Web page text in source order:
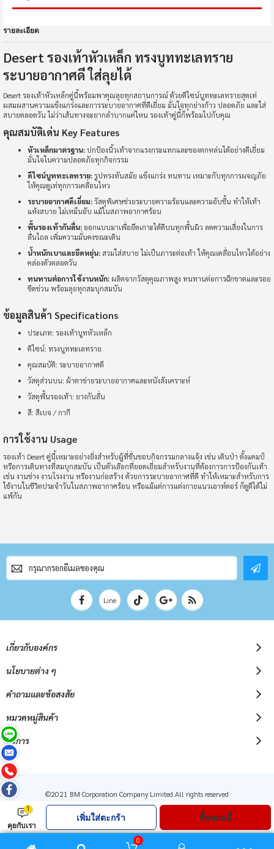
รายละเอียด
Desert รองเท้าหัวเหล็ก ทรงบูททะเลทราย
ระบายอากาศดี ใส่ลุยได้
Desert รองเท้าหัวเหล็กคู่นี้พร้อมพาคุณลุยทุกสถานการณ์ ด้วยดีไซน์บูททะเลทรายสุดเท่
ผสมผสานความแข็งแกร่งและการระบายอากาศที่ดีเยี่ยม มั่นใจทุกย่างก้าว ปลอดภัย และใส่
สบายตลอดวัน ไม่ว่าเส้นทางจะยากลำบากแค่ไหน รองเท้าคู่นี้ก็พร้อมไปกับคุณ
คุณสมบัติเด่น Key Features
หัวเหล็กมาตรฐาน:ปกป้องนิ้วเท้าจากแรงกระแทกและของตกหล่นได้อย่างดีเยี่ยม
มั่นใจในความปลอดภัยทุกกิจกรรม
ดีไซน์บูททะเลทราย:รูปทรงทันสมัย แข็งแกร่ง ทนทาน เหมาะกับทุกการผจญภัย
ให้คุณดูเท่ทุกการเคลื่อนไหว
ระบายอากาศดีเยี่ยม:วัสดุพิเศษช่วยระบายความร้อนและความอับชื้น ทำให้เท้า
แห้งสบาย ไม่เหม็นอับ แม้ในสภาพอากาศร้อน
พื้นรองเท้ากันลื่น:ออกแบบมาเพื่อยึดเกาะได้ดีบนทุกพื้นผิว ลดความเสี่ยงในการ
ลื่นไถล เพิ่มความมั่นคงขณะเดิน
น้ำหนักเบาและยืดหยุ่น:สวมใส่สบาย ไม่เป็นภาระต่อเท้า ให้คุณเคลื่อนไหวได้อย่าง
คล่องตัวตลอดวัน
ทนทานต่อการใช้งานหนัก: ผลิตจากวัสดุคุณภาพสูง ทนทานต่อการฉีกขาดและรอย
ขีดข่วน พร้อมลุยทุกสมบุกสมบัน
ข้อมูลสินค้า Specifications
ประเภท: รองเท้าบูทหัวเหล็ก
ดีไซน์: ทรงบูททะเลทราย
คุณสมบัติ: ระบายอากาศดี
วัสดุส่วนบน: ผ้าตาข่ายระบายอากาศและหนังสังเคราะห์
วัสดุพื้นรองเท้า: ยางกันลื่น
สี: สีเบจ / กากี
การใช้งาน Usage
รองเท้า Desert คู่นี้เหมาะอย่างยิ่งสำหรับผู้ที่ชื่นชอบกิจกรรมกลางแจ้ง เช่น เดินป่า ตั้งแคมป์
หรือการเดินทางที่สมบุกสมบัน เป็นตัวเลือกที่ยอดเยี่ยมสำหรับงานที่ต้องการการป้องกันเท้า
เช่น งานช่าง งานโรงงาน หรืองานก่อสร้าง ด้วยการระบายอากาศที่ดี ทำให้เหมาะสำหรับการ
ใช้งานในชีวิตประจำวันในสภาพอากาศร้อน หรือแม้แต่การแต่งกายแนวเอาท์ดอร์ ก็ดูดีได้ไม่
แพ้กัน
สมัคร
สมาชิก
จดหมาย
Line
เกี่ยวกับองค์กร
นโยบายต่าง ๆ
คำถามและข้อสงสัย
หมวดหมู่สินค้า
บริการ
©2021 BM Corporation Company Limited All rights reserved
1
คุยกับเรา
เพิ่มใส่ตะกร้า ซื้อตอนนี้
0